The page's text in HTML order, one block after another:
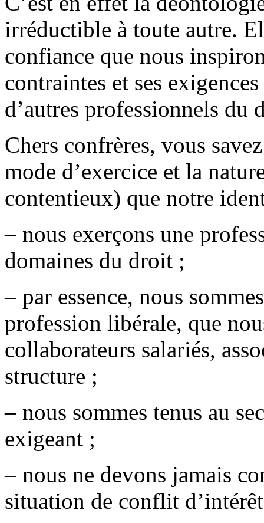
irréductible à toute autre.
confiance que nous
contraintes et ses
d’autres professionnels du
Chers confrères, vous
mode d’exercice et la
contentieux) que notre
– nous exerçons une
domaines du droit ;
– par essence, nous
profession libérale, que
collaborateurs salariés,
structure ;
– nous sommes tenus au
exigeant ;
– nous ne devons jamais
situation de conflit